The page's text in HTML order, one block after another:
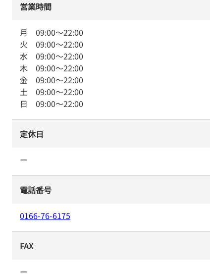
営業時間
月 09:00～22:00
火 09:00～22:00
水 09:00～22:00
木 09:00～22:00
金 09:00～22:00
土 09:00～22:00
日 09:00～22:00
定休日
ー
電話番号
0166-76-6175
FAX
ー